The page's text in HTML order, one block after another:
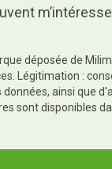
déposée de
Légitimation :
ainsi que
sont disponibles